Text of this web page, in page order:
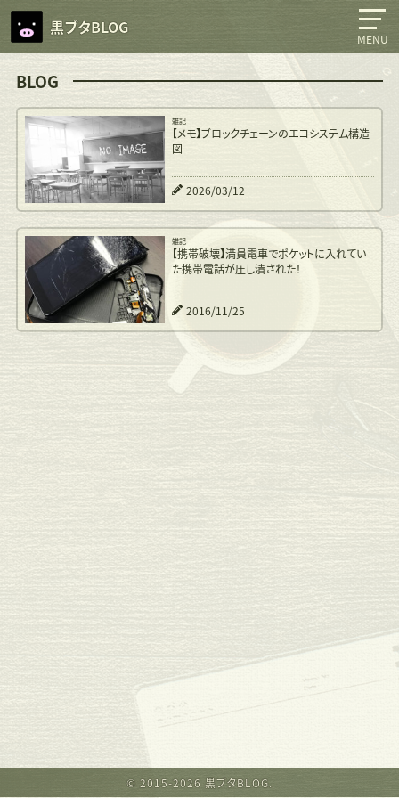
黒ブタBLOG
BLOG
雑記
【メモ】ブロックチェーンのエコシステム構造
図
2026/03/12
雑記
【携帯破壊】満員電車でポケットに入れてい
た携帯電話が圧し潰された！
2016/11/25
© 2015-2026 黒ブタBLOG.
MENU